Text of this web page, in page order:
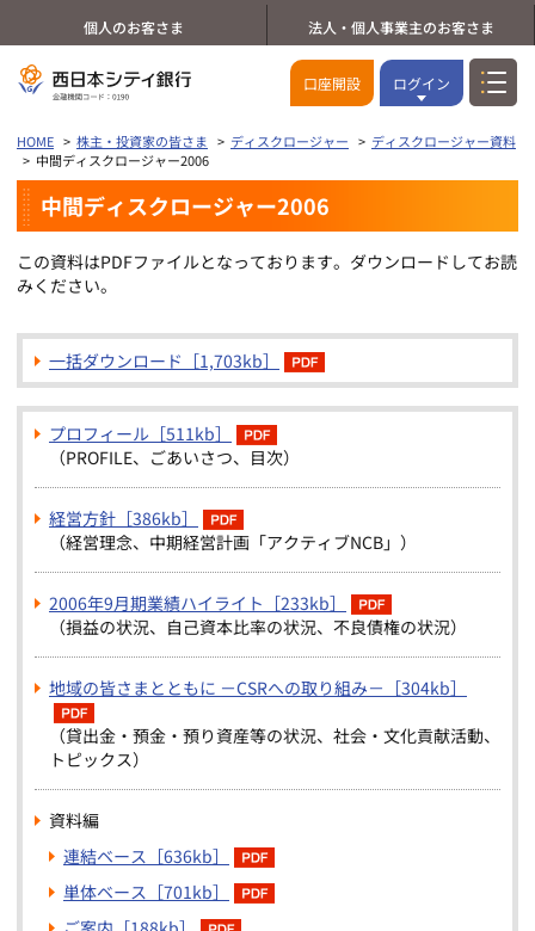
個人のお客さま 法人・個人事業主のお客さま
口座開設 ログイン
HOME 株主・投資家の皆さま ディスクロージャー
ディスクロージャー資料
中間ディスクロージャー2006
中間ディスクロージャー2006
この資料はPDFファイルとなっております。ダウンロードしてお読
みください。
一括ダウンロード［1,703kb］
プロフィール［511kb］
（PROFILE、ごあいさつ、目次）
経営方針［386kb］
（経営理念、中期経営計画「アクティブNCB」）
2006年9月期業績ハイライト［233kb］
（損益の状況、自己資本比率の状況、不良債権の状況）
地域の皆さまとともに －CSRへの取り組み－［304kb］
（貸出金・預金・預り資産等の状況、社会・文化貢献活動、
トピックス）
資料編
連結ベース［636kb］
単体ベース［701kb］